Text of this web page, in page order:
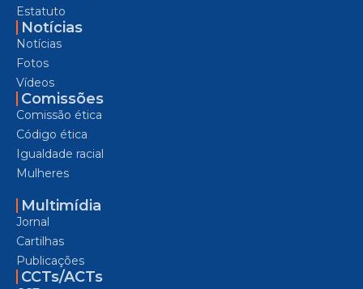
Estatuto
Notícias
Notícias
Fotos
Vídeos
Comissões
Comissão ética
Código ética
Igualdade racial
Mulheres
Multimídia
Jornal
Cartilhas
Publicações
CCTs/ACTs